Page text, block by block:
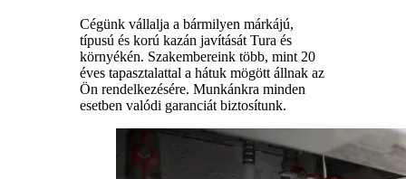
Cégünk vállalja a bármilyen márkájú,
típusú és korú kazán javítását Tura és
környékén. Szakembereink több, mint 20
éves tapasztalattal a hátuk mögött állnak az
Ön rendelkezésére. Munkánkra minden
esetben valódi garanciát biztosítunk.